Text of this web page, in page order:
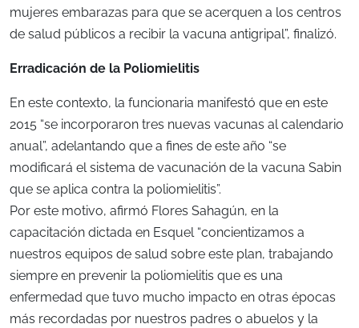
mujeres embarazas para que se acerquen a los centros
de salud públicos a recibir la vacuna antigripal”, finalizó.
Erradicación de la Poliomielitis
En este contexto, la funcionaria manifestó que en este
2015 “se incorporaron tres nuevas vacunas al calendario
anual”, adelantando que a fines de este año “se
modificará el sistema de vacunación de la vacuna Sabin
que se aplica contra la poliomielitis”.
Por este motivo, afirmó Flores Sahagún, en la
capacitación dictada en Esquel “concientizamos a
nuestros equipos de salud sobre este plan, trabajando
siempre en prevenir la poliomielitis que es una
enfermedad que tuvo mucho impacto en otras épocas
más recordadas por nuestros padres o abuelos y la